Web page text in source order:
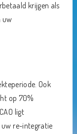
krijgen als
uw
Ook
op 70%
ligt
uw re-integratie